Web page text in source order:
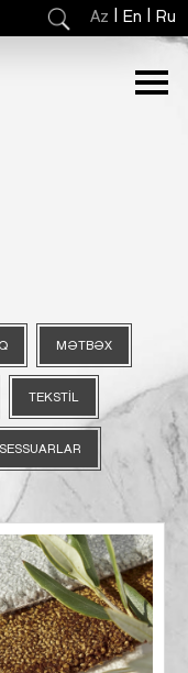
Az En Ru
MƏTBƏX
TEKSTIL